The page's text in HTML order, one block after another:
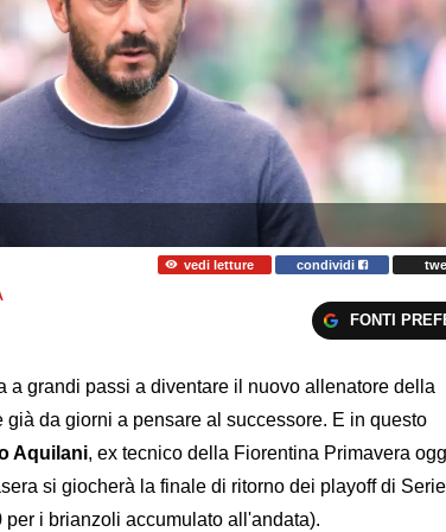
vedi letture condividi
FONTI
a grandi passi a diventare il nuovo allenatore della
già da giorni a pensare al successore. E in questo
Aquilani, ex tecnico della Fiorentina Primavera
si giocherà la finale di ritorno dei playoff di
i brianzoli accumulato all'andata).